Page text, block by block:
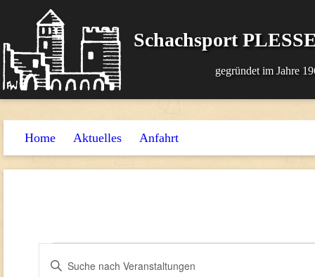
Schachsport
gegründet im Jahre
Home Aktuelles Anfahrt
Suche
Bitte
Schlüsselwort